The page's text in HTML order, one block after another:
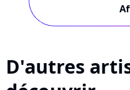
D'autres